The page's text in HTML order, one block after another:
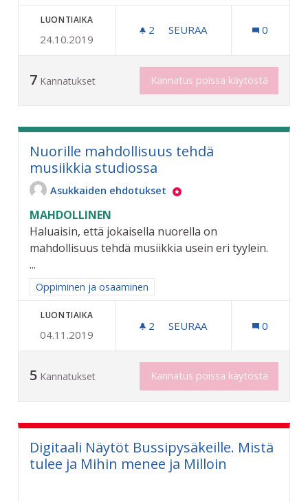
LUONTIAIKA
24.10.2019
2 2 SEURAAJAA
SEURAA 0
7 Kannatukset Kannatus poissa käytöstä
Nuorille mahdollisuus tehdä
musiikkia studiossa
Asukkaiden ehdotukset
MAHDOLLINEN
Haluaisin, että jokaisella nuorella on
mahdollisuus tehdä musiikkia usein eri tyylein.
...
Rajaa tulokset aihepiirin mukaan: Oppiminen ja osaaminen
Oppiminen ja osaaminen
LUONTIAIKA
04.11.2019
2 2 SEURAAJAA
SEURAA 0
5 Kannatukset Kannatus poissa käytöstä
Digitaali Näytöt Bussipysäkeille. Mistä
tulee ja Mihin menee ja Milloin